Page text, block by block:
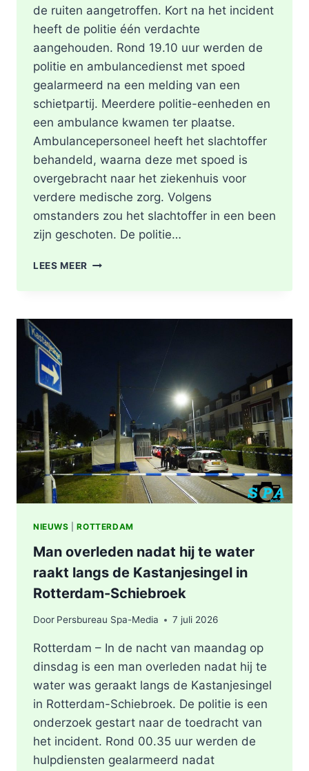
de ruiten aangetroffen. Kort na het incident
heeft de politie één verdachte
aangehouden. Rond 19.10 uur werden de
politie en ambulancedienst met spoed
gealarmeerd na een melding van een
schietpartij. Meerdere politie-eenheden en
een ambulance kwamen ter plaatse.
Ambulancepersoneel heeft het slachtoffer
behandeld, waarna deze met spoed is
overgebracht naar het ziekenhuis voor
verdere medische zorg. Volgens
omstanders zou het slachtoffer in een been
zijn geschoten. De politie…
LEES MEER SCHOTEN
32:
SCHIETPARTIJ
ROTTERDAM
NIEUWS |ROTTERDAM
Man overleden nadat hij te water
raakt langs de Kastanjesingel in
Rotterdam-Schiebroek
Door Persbureau Spa-Media 7 juli 2026
Rotterdam – In de nacht van maandag op
dinsdag is een man overleden nadat hij te
water was geraakt langs de Kastanjesingel
in Rotterdam-Schiebroek. De politie is een
onderzoek gestart naar de toedracht van
het incident. Rond 00.35 uur werden de
hulpdiensten gealarmeerd nadat